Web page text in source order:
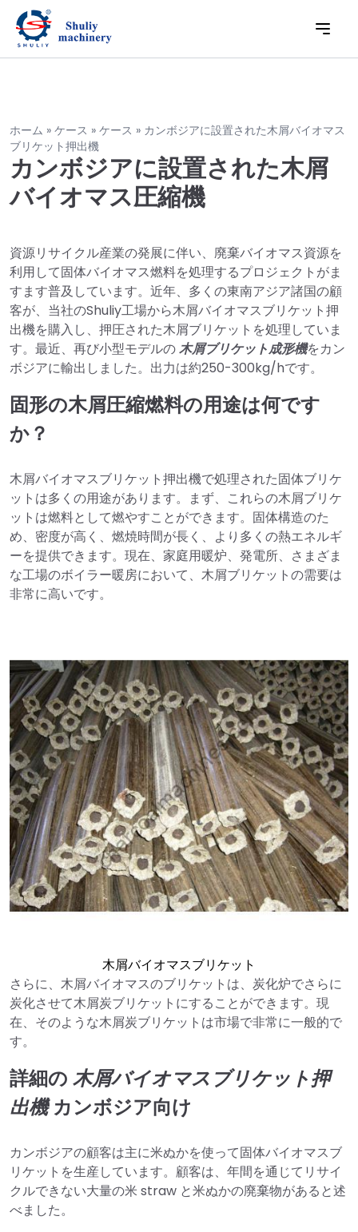
ホーム » ケース » ケース » カンボジアに設置された木屑バイオマス
ブリケット押出機
カンボジアに設置された木屑
バイオマス圧縮機
資源リサイクル産業の発展に伴い、廃棄バイオマス資源を
利用して固体バイオマス燃料を処理するプロジェクトがま
すます普及しています。近年、多くの東南アジア諸国の顧
客が、当社のShuliy工場から木屑バイオマスブリケット押
出機を購入し、押圧された木屑ブリケットを処理していま
す。最近、再び小型モデルの木屑ブリケット成形機をカン
ボジアに輸出しました。出力は約250-300kg/hです。
固形の木屑圧縮燃料の用途は何です
か？
木屑バイオマスブリケット押出機で処理された固体ブリケ
ットは多くの用途があります。まず、これらの木屑ブリケ
ットは燃料として燃やすことができます。固体構造のた
め、密度が高く、燃焼時間が長く、より多くの熱エネルギ
ーを提供できます。現在、家庭用暖炉、発電所、さまざま
な工場のボイラー暖房において、木屑ブリケットの需要は
非常に高いです。
木屑バイオマスブリケット
さらに、木屑バイオマスのブリケットは、炭化炉でさらに
炭化させて木屑炭ブリケットにすることができます。現
在、そのような木屑炭ブリケットは市場で非常に一般的で
す。
詳細の 木屑バイオマスブリケット押
出機カンボジア向け
カンボジアの顧客は主に米ぬかを使って固体バイオマスブ
リケットを生産しています。顧客は、年間を通じてリサイ
クルできない大量の米 straw と米ぬかの廃棄物があると述
べました。